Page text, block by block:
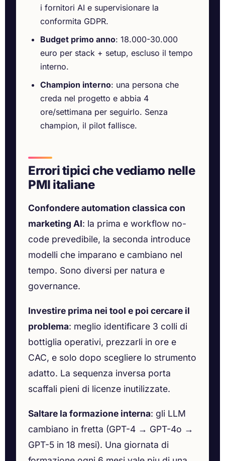
i fornitori AI e supervisionare la
conformita GDPR.
Budget primo anno: 18.000-30.000
euro per stack + setup, escluso il tempo
interno.
Champion interno: una persona che
creda nel progetto e abbia 4
ore/settimana per seguirlo. Senza
champion, il pilot fallisce.
Errori tipici che vediamo nelle
PMI italiane
Confondere automation classica con
marketing AI: la prima e workflow no-
code prevedibile, la seconda introduce
modelli che imparano e cambiano nel
tempo. Sono diversi per natura e
governance.
Investire prima nei tool e poi cercare il
problema: meglio identificare 3 colli di
bottiglia operativi, prezzarli in ore e
CAC, e solo dopo scegliere lo strumento
adatto. La sequenza inversa porta
scaffali pieni di licenze inutilizzate.
Saltare la formazione interna: gli LLM
cambiano in fretta (GPT-4 → GPT-4o →
GPT-5 in 18 mesi). Una giornata di